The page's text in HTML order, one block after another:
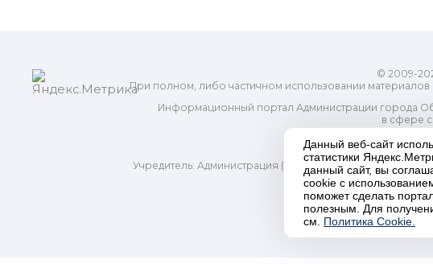
© 2009-
При полном, либо частичном использовании
Информационный портал Администрации города
в сфере
Учредитель: Администрация (исполнительно-
Адрес
Политика в
Данный веб-сайт
статистики
данный сайт, вы
cookie с
поможет сделать
полезным. Для
см. Политика Cookie.